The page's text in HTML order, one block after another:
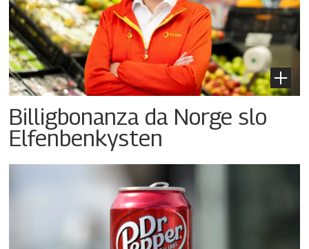
Billigbonanza da Norge slo
Elfenbenkysten